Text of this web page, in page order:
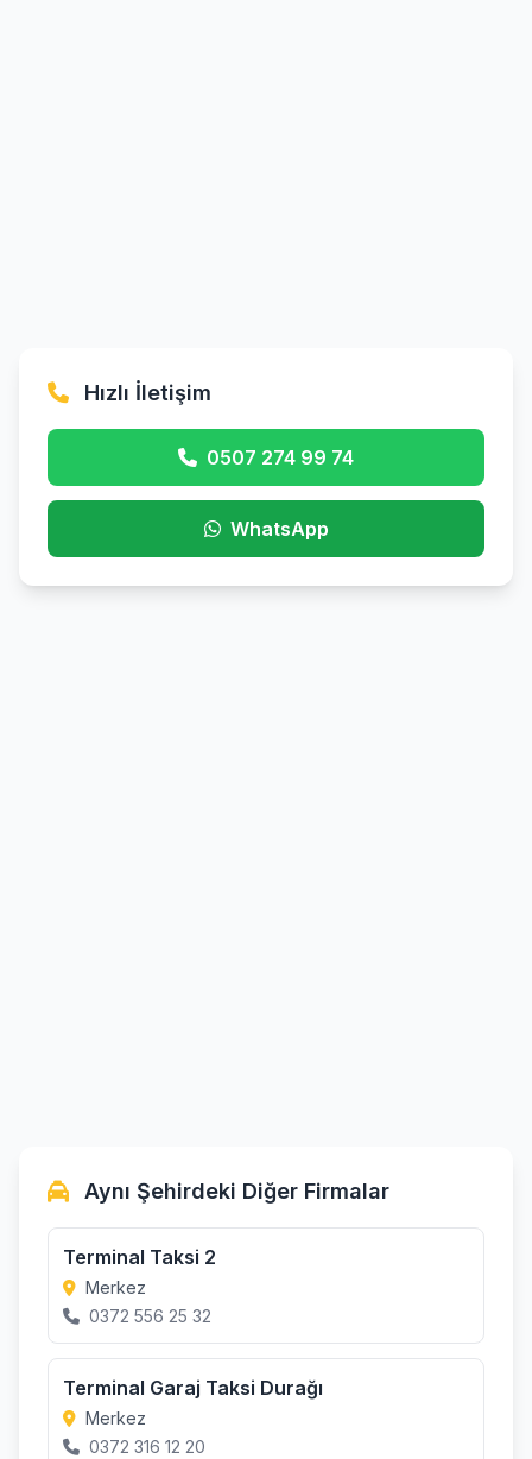
Hızlı İletişim
0507 274 99 74
WhatsApp
Aynı Şehirdeki Diğer Firmalar
Terminal Taksi 2
Merkez
0372 556 25 32
Terminal Garaj Taksi Durağı
Merkez
0372 316 12 20